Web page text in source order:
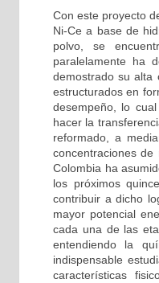
Con este proyecto
Ni-Ce a base de
polvo, se
paralelamente ha
demostrado su alta
estructurados en
desempeño, lo
hacer la
reformado, a
concentraciones
Colombia ha
los próximos
contribuir a dicho
mayor potencial
cada una de las
entendiendo la
indispensable
características